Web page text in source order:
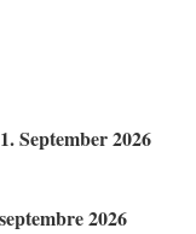
September 2026
2026